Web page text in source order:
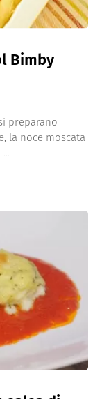
Bimby
preparano
la noce moscata